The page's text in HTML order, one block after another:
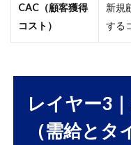
益）が
伸びな
期待
先行
で高
PER
の成
CAC（顧客獲得
コスト）
新規
する
レイヤー3
（需給とタ